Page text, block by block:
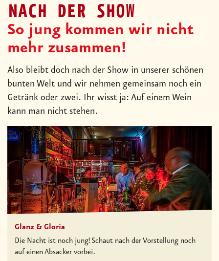
NACH DER SHOW
So jung kommen wir nicht
mehr zusammen!
Also bleibt doch nach der Show in unserer schönen
bunten Welt und wir nehmen gemeinsam noch ein
Getränk oder zwei. Ihr wisst ja: Auf einem Wein
kann man nicht stehen.
Glanz & Gloria
Die Nacht ist noch jung! Schaut nach der Vorstellung noch
auf einen Absacker vorbei.